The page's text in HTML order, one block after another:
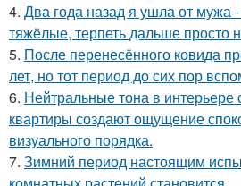
4. Два года назад я ушла от мужа
тяжёлые, терпеть дальше просто
5. После перенесённого ковида
лет, но тот период до сих пор
6. Нейтральные тона в интерьере
квартиры создают ощущение
визуального порядка.
7. Зимний период настоящим